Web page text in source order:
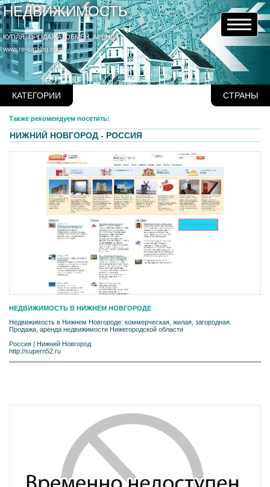
НЕДВИЖИМОСТЬ
КУПЛЯ, ПРОДАЖА, ОБМЕН, АРЕНДА
www.re-catalog.com
КАТЕГОРИИ СТРАНЫ
Также рекомендуем посетить:
НИЖНИЙ НОВГОРОД - РОССИЯ
НЕДВИЖИМОСТЬ В НИЖНЕМ НОВГОРОДЕ
Недвижимость в Нижнем Новгороде: коммерческая, жилая, загородная.
Продажа, аренда недвижимости Нижегородской области
Россия
Нижний Новгород
http://supern52.ru